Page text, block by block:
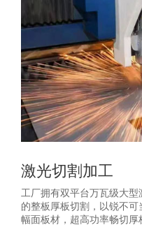
激光切割加工
工厂拥有双平台万瓦级大
的整板厚板切割，以锐不
幅面板材，超高功率畅切厚